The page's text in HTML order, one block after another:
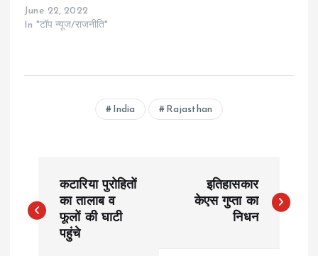
June 22, 2022
In "टॉप न्यूज/राजनीति"
India Rajasthan
o
कटारिया पुरोहितों
का तालाब व
फूलों की घाटी
पहुंचे
इतिहासकार
केएस गुप्ता का
निधन